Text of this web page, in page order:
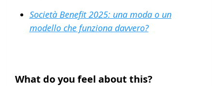
Società Benefit 2025: una moda o un
modello che funziona davvero?
What do you feel about this?